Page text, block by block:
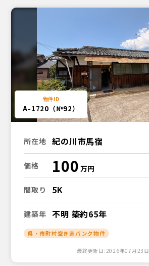
A-1720（№92）
所在地 紀の川市馬宿
価格 100
間取り 5K
建築年 不明 築約65年
県・市町村空き家バンク物件
最終更新日:2026年07月23日